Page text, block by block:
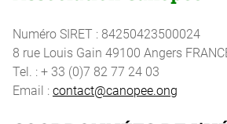
Numéro SIRET : 84250423500024
8 rue Louis Gain 49100 Angers
Tel. : + 33 (0)7 82 77 24 03
Email :contact@canopee.ong